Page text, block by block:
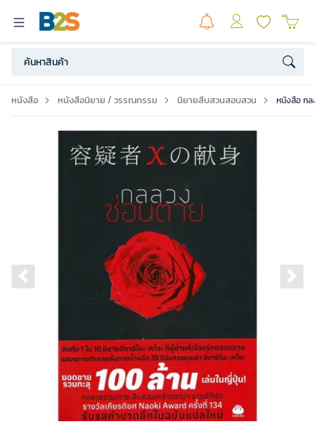
หนังสือ หนังสือนิยาย / วรรณกรรม นิยายสืบสวนสอบสวน หนังสือ กล
Previous slide